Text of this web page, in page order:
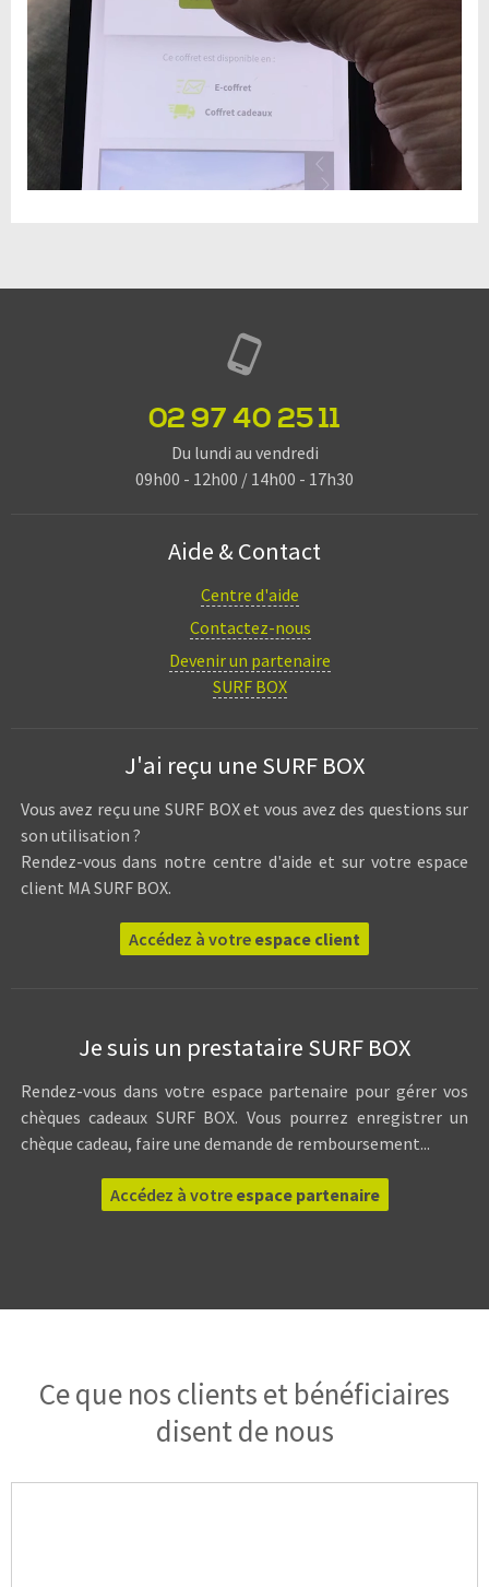
02 97 40 25 11
Du lundi au vendredi
09h00 - 12h00 / 14h00 - 17h30
Aide & Contact
Centre d'aide
Contactez-nous
Devenir un partenaire
SURF BOX
J'ai reçu une SURF BOX
Vous avez reçu une SURF BOX et vous avez des questions sur
son utilisation ?
Rendez-vous dans notre centre d'aide et sur votre espace
client MA SURF BOX.
Accédez à votre espace client
Je suis un prestataire SURF BOX
Rendez-vous dans votre espace partenaire pour gérer vos
chèques cadeaux SURF BOX. Vous pourrez enregistrer un
chèque cadeau, faire une demande de remboursement...
Accédez à votre espace partenaire
Ce que nos clients et bénéficiaires
disent de nous